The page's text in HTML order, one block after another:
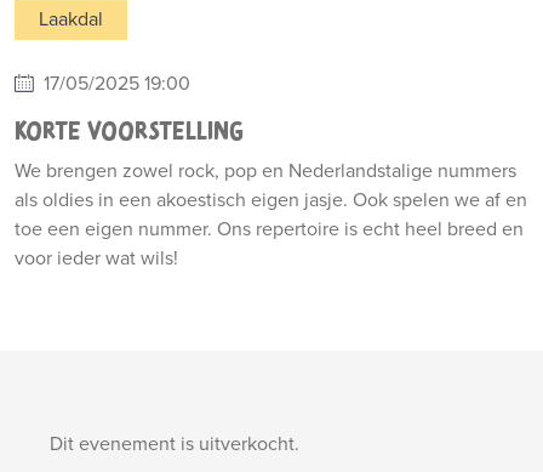
Laakdal
17/05/2025 19:00
KORTE VOORSTELLING
We brengen zowel rock, pop en Nederlandstalige nummers
als oldies in een akoestisch eigen jasje. Ook spelen we af en
toe een eigen nummer. Ons repertoire is echt heel breed en
voor ieder wat wils!
Dit evenement is uitverkocht.